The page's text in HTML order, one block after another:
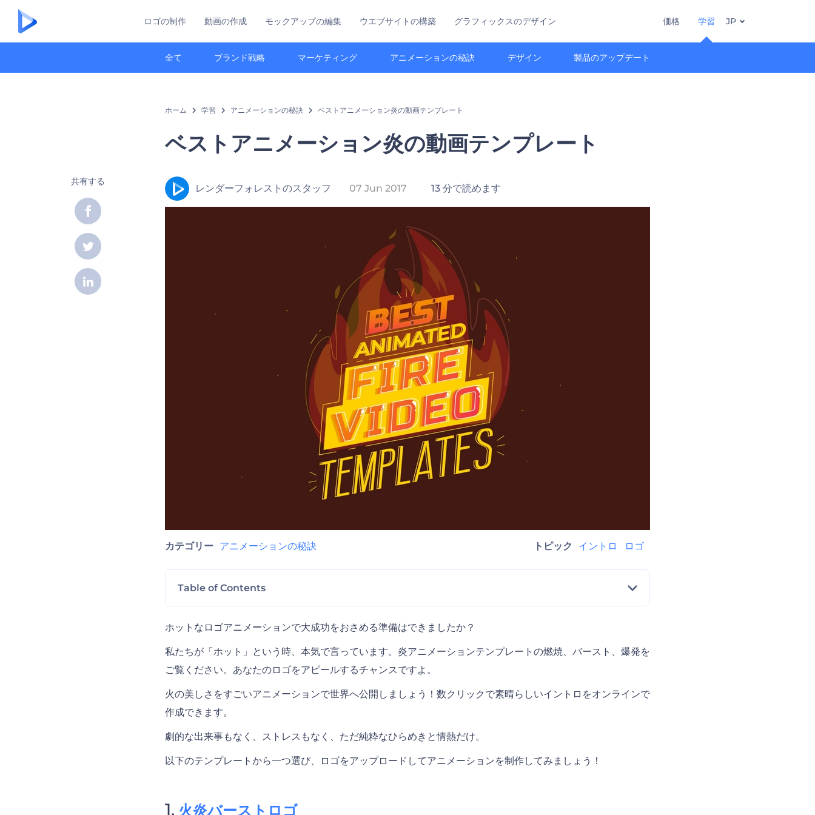
ロゴの制作 動画の作成 モックアップの編集 ウエブサイトの構築 グラフィックスのデザイン 価格 学習
全て ブランド戦略 マーケティング アニメーションの秘訣 デザイン 製品のアップデート
JP
ホーム 学習 アニメーションの秘訣 ベストアニメーション炎の動画テンプレート
ベストアニメーション炎の動画テンプレート
レンダーフォレストのスタッフ 07 Jun 2017 13 分で読めます
カテゴリー アニメーションの秘訣 トピック イントロ ロゴ
Table of Contents
火炎バーストロゴ
火に飛び込むロゴ
インフェルノロゴ動画
ホットなロゴアニメーションで大成功をおさめる準備はできましたか？
私たちが「ホット」という時、本気で言っています。炎アニメーションテンプレートの燃焼、バースト、爆発を
ご覧ください。あなたのロゴをアピールするチャンスですよ。
火の美しさをすごいアニメーションで世界へ公開しましょう！数クリックで素晴らしいイントロをオンラインで
作成できます。
劇的な出来事もなく、ストレスもなく、ただ純粋なひらめきと情熱だけ。
以下のテンプレートから一つ選び、ロゴをアップロードしてアニメーションを制作してみましょう！
火炎バーストロゴ
共有する